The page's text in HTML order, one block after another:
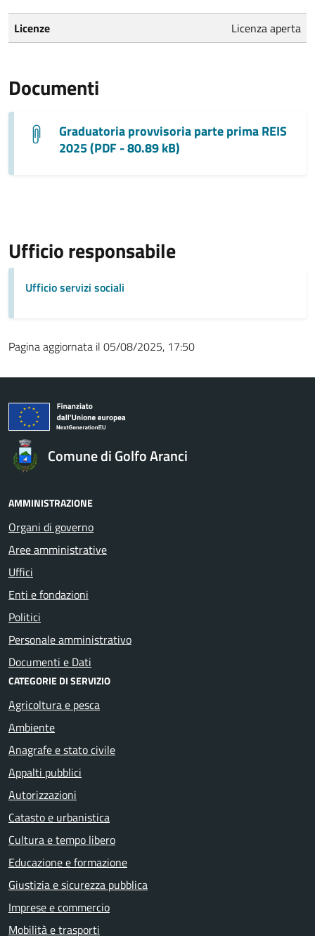
Licenze Licenza aperta
Documenti
Graduatoria provvisoria parte prima REIS
2025 (PDF - 80.89 kB)
Ufficio responsabile
Ufficio servizi sociali
Pagina aggiornata il 05/08/2025, 17:50
Comune di Golfo Aranci
AMMINISTRAZIONE
Organi di governo
Aree amministrative
Uffici
Enti e fondazioni
Politici
Personale amministrativo
Documenti e Dati
CATEGORIE DI SERVIZIO
Agricoltura e pesca
Ambiente
Anagrafe e stato civile
Appalti pubblici
Autorizzazioni
Catasto e urbanistica
Cultura e tempo libero
Educazione e formazione
Giustizia e sicurezza pubblica
Imprese e commercio
Mobilità e trasporti